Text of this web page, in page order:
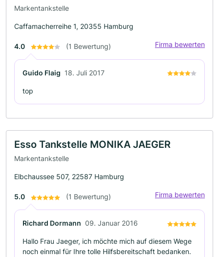
Markentankstelle
Caffamacherreihe 1, 20355 Hamburg
4.0 (1 Bewertung) Firma bewerten
Guido Flaig 18. Juli 2017
top
Esso Tankstelle MONIKA JAEGER
Markentankstelle
Elbchaussee 507, 22587 Hamburg
5.0 (1 Bewertung) Firma bewerten
Richard Dormann 09. Januar 2016
Hallo Frau Jaeger, ich möchte mich auf diesem Wege
noch einmal für Ihre tolle Hilfsbereitschaft bedanken.